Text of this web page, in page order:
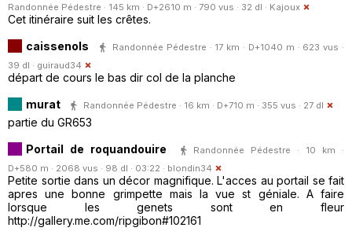
Randonnée Pédestre · 145 km · D+2610 m · 790 vus · 32 dl · Kajoux
Cet itinéraire suit les crêtes.
caissenols
Randonnée Pédestre · 17 km · D+1040 m · 623 vus ·
39 dl · guiraud34
départ de cours le bas dir col de la planche
murat
Randonnée Pédestre · 16 km · D+710 m · 355 vus · 27 dl
partie du GR653
Portail de roquandouire
Randonnée Pédestre · 10 km ·
D+580 m · 2068 vus · 98 dl · 03:22 · blondin34
Petite sortie dans un décor magnifique. L'acces au portail se fait
apres une bonne grimpette mais la vue st géniale. A faire
lorsque les genets sont en fleur
http://gallery.me.com/ripgibon#102161